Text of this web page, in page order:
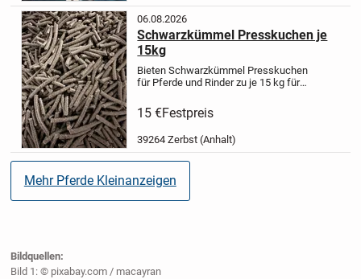
06.08.2026
Schwarzkümmel Presskuchen je
15kg
Bieten Schwarzkümmel Presskuchen
für Pferde und Rinder zu je 15 kg für
Effekte
Atemwege: Hilft bei
staubbedingtem Husten, leichten
15 €Festpreis
39264 Zerbst (Anhalt)
Mehr Pferde Kleinanzeigen
Bildquellen:
Bild 1: © pixabay.com / macayran